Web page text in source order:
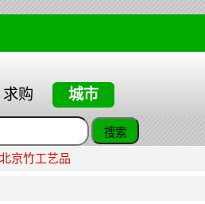
求购 城市
京竹工艺品